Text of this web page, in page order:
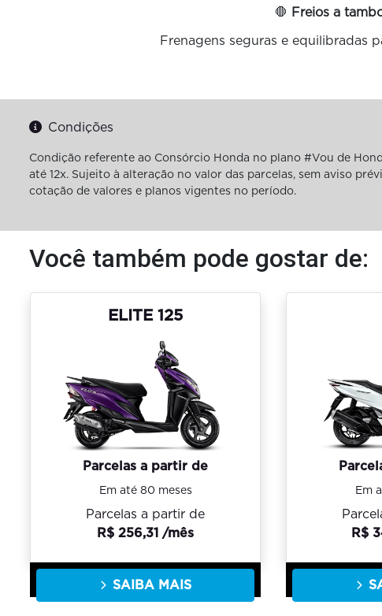
🛑 Freios a
Frenagens seguras e equilibradas
Condições
Condição referente ao Consórcio Honda no plano #Vou de
até 12x. Sujeito à alteração no valor das parcelas, sem aviso
cotação de valores e planos vigentes no período.
Você também pode gostar de:
ELITE 125
Parcelas a partir de
Em até 80 meses
Parcelas a partir de
R$ 256,31 /mês
SAIBA MAIS
Em
R$